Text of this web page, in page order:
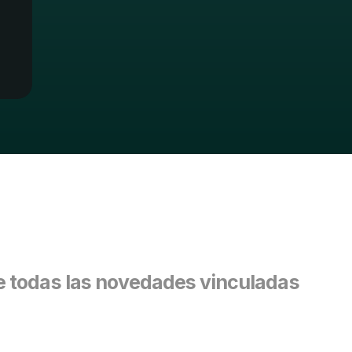
todas las novedades vinculadas